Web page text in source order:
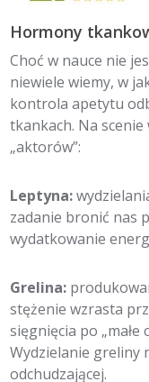
Hormony
Choć w nauce nie
niewiele wiemy, w
kontrola apetytu
tkankach. Na
„aktorów”:
Leptyna:
zadanie bronić nas
wydatkowanie
Grelina:
stężenie wzrasta
sięgnięcia po „małe
Wydzielanie greliny
odchudzającej.